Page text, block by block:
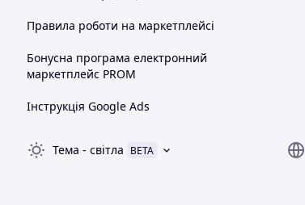
Правила роботи на маркетплейсі
Бонусна програма електронний
маркетплейс PROM
Інструкція Google Ads
Тема - світла BETA